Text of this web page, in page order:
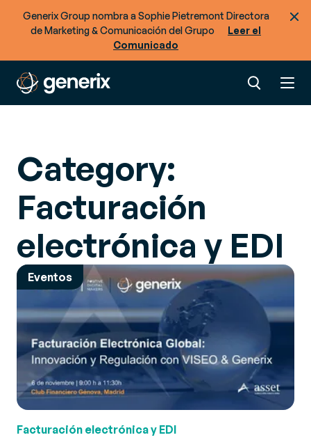
Generix Group nombra a Sophie Pietremont Directora
de Marketing & Comunicación del Grupo
Leer el
Comunicado
Category:
Facturación
electrónica y EDI
Eventos
Facturación electrónica y EDI